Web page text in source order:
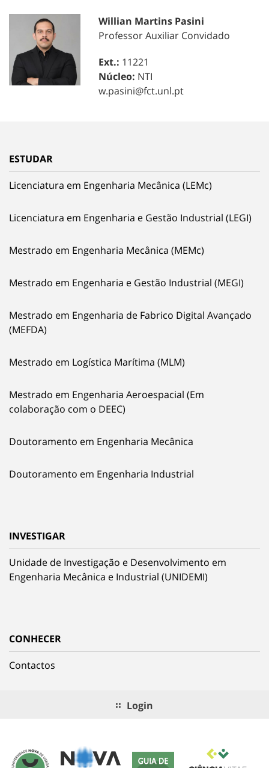
Willian Martins Pasini
Professor Auxiliar Convidado
Ext.: 11221
Núcleo: NTI
w.pasini@fct.unl.pt
ESTUDAR
Licenciatura em Engenharia Mecânica (LEMc)
Licenciatura em Engenharia e Gestão Industrial (LEGI)
Mestrado em Engenharia Mecânica (MEMc)
Mestrado em Engenharia e Gestão Industrial (MEGI)
Mestrado em Engenharia de Fabrico Digital Avançado
(MEFDA)
Mestrado em Logística Marítima (MLM)
Mestrado em Engenharia Aeroespacial (Em
colaboração com o DEEC)
Doutoramento em Engenharia Mecânica
Doutoramento em Engenharia Industrial
INVESTIGAR
Unidade de Investigação e Desenvolvimento em
Engenharia Mecânica e Industrial (UNIDEMI)
CONHECER
Contactos
Login